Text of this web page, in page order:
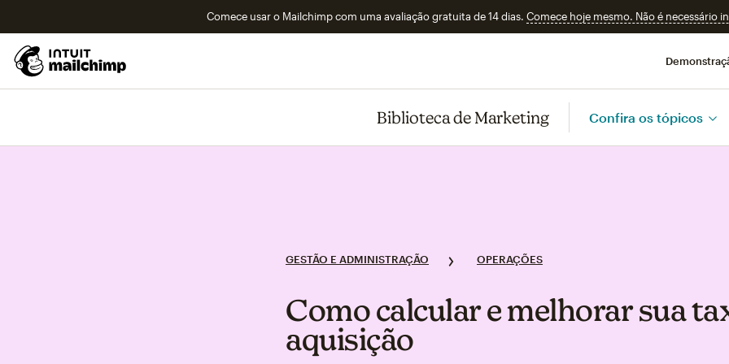
Comece usar o Mailchimp com uma avaliação gratuita de 14 dias. Comece hoje mesmo. Não é necessário
Biblioteca de Marketing Confira os tópicos
GESTÃO E ADMINISTRAÇÃO OPERAÇÕES
Como calcular e melhorar sua
aquisição